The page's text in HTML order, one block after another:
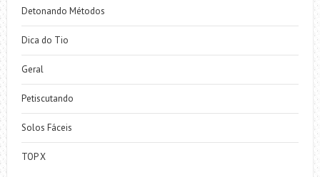
Detonando Métodos
Dica do Tio
Geral
Petiscutando
Solos Fáceis
TOP X